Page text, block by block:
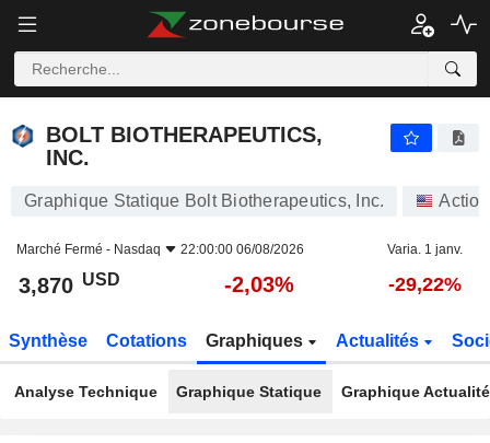
BOLT BIOTHERAPEUTICS,
INC.
Graphique Statique Bolt Biotherapeutics, Inc.
Marché Fermé - Nasdaq 22:00:00 06/08/2026 Varia. 1 janv.
3,870 USD -2,03% -29,22%
Synthèse Cotations Graphiques Actualités
Analyse Technique Graphique Statique Graphique